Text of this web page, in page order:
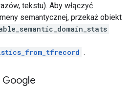
tekstu). Aby włączyć
semantycznej, przekaż obiekt
.
Google